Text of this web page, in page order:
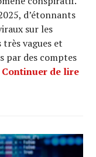
d’étonnants
sur les
très vagues et
par des comptes
Continuer de lire